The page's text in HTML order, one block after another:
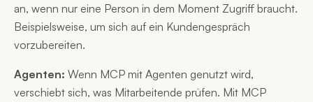
an, wenn nur eine Person in dem Moment Zugriff braucht.
Beispielsweise, um sich auf ein Kundengespräch
vorzubereiten.
Agenten: Wenn MCP mit Agenten genutzt wird,
verschiebt sich, was Mitarbeitende prüfen. Mit MCP